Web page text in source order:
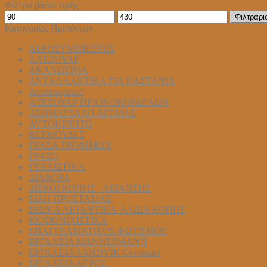
Φίλτρο βάσει τιμής
Ελάχιστη
τιμή
Μέγιστη
τιμή
Κατηγορίες Προϊόντων
ΑΕΡΟΣΥΜΠΙΕΣΤΗΣ
ΑΛΕΖΟΥΑΡ
ΑΝΑΛΩΣΙΜΑ
ΑΝΤΑΛΛΑΚΤΙΚΑ ΓΙΑ ΚΑΣΤΑΝΙΑ
Αντισκωριακό
ΑΞΕΣΟΥΑΡ ΠΡΙΟΝΟΚΟΡΔΕΛΩΝ
ΑΣΗΜΑΤΣΑΛΟ ΑΓΓΛΙΑΣ
ΑΥΤΟΚΙΝΗΤΟ
ΒΕΡΜΟΥΔΕΣ
ΓΡΑΣΑ ΤΡΟΦΙΜΩΝ
ΓΡΑΣΟ
ΓΥΑΛΙΣΤΙΚΑ
ΔΙΑΦΟΡΑ
ΔΙΣΚΟΙ ΚΟΠΗΣ - ΛΕΙΑΝΣΗΣ
ΕΙΔΗ ΠΡΟΣΤΑΣΙΑΣ
ΕΙΔΙΚΑ ΛΙΠΑΝΤΙΚΑ-ΛΑΔΙΑ ΚΟΠΗΣ
ΕΚΧΙΟΝΙΧΙΣΤΙΚΑ
ΕΠΑΓΓΕΛΜΑΤΙΚΟΣ ΦΩΤΙΣΜΟΣ
ΕΡΓΑΛΕΙΑ MANNESMANN
ΕΡΓΑΛΕΙΑ SANDVIK Coromant
ΕΡΓΑΛΕΙΑ ΑΕΡΟΣ